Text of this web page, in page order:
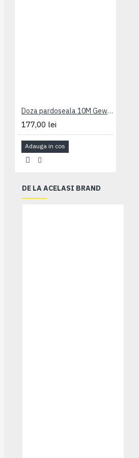
Doza pardoseala 10M Gewiss GW24601
177,00 lei
Adauga in cos
DE LA ACELASI BRAND